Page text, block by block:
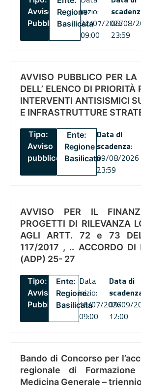
Avviso
Pubblico
Regione
Basilicata
inizio:
22/07/2026
09:00
06/08/
23:59
AVVISO PUBBLICO PER LA
DELL’ ELENCO DI PRIORITÀ
INTERVENTI ANTISISMICI
E INFRASTRUTTURE
Tipo:
Avviso
pubblico
Ente:
Regione
Basilicata
Data di
scadenza:
09/08/2026
23:59
AVVISO PER IL
PROGETTI DI RILEVANZA
AGLI ARTT. 72 e 73
117/2017 , .. ACCORDO DI
(ADP) 25- 27
Tipo:
Avviso
Pubblico
Ente:
Regione
Basilicata
Data
inizio:
16/07/2026
09:00
Data di
09/09/
12:00
Bando di Concorso per
regionale di
Medicina Generale –